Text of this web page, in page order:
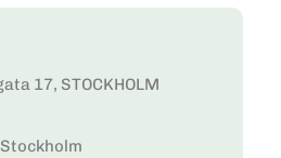
17, STOCKHOLM